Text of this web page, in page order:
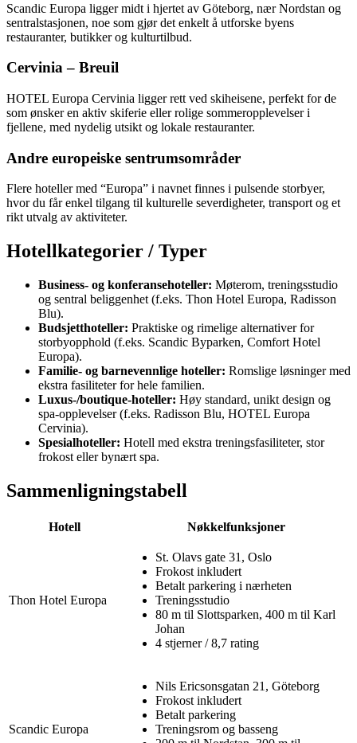
Scandic Europa ligger midt i hjertet av Göteborg, nær Nordstan og
sentralstasjonen, noe som gjør det enkelt å utforske byens
restauranter, butikker og kulturtilbud.
Cervinia – Breuil
HOTEL Europa Cervinia ligger rett ved skiheisene, perfekt for de
som ønsker en aktiv skiferie eller rolige sommeropplevelser i
fjellene, med nydelig utsikt og lokale restauranter.
Andre europeiske sentrumsområder
Flere hoteller med “Europa” i navnet finnes i pulsende storbyer,
hvor du får enkel tilgang til kulturelle severdigheter, transport og et
rikt utvalg av aktiviteter.
Hotellkategorier / Typer
Business- og konferansehoteller: Møterom, treningsstudio
og sentral beliggenhet (f.eks. Thon Hotel Europa, Radisson
Blu).
Budsjetthoteller: Praktiske og rimelige alternativer for
storbyopphold (f.eks. Scandic Byparken, Comfort Hotel
Europa).
Familie- og barnevennlige hoteller: Romslige løsninger med
ekstra fasiliteter for hele familien.
Luxus-/boutique-hoteller: Høy standard, unikt design og
spa-opplevelser (f.eks. Radisson Blu, HOTEL Europa
Cervinia).
Spesialhoteller: Hotell med ekstra treningsfasiliteter, stor
frokost eller bynært spa.
Sammenligningstabell
Hotell Nøkkelfunksjoner
Thon Hotel Europa
St. Olavs gate 31, Oslo
Frokost inkludert
Betalt parkering i nærheten
Treningsstudio
80 m til Slottsparken, 400 m til Karl
Johan
4 stjerner / 8,7 rating
Scandic Europa
Nils Ericsonsgatan 21, Göteborg
Frokost inkludert
Betalt parkering
Treningsrom og basseng